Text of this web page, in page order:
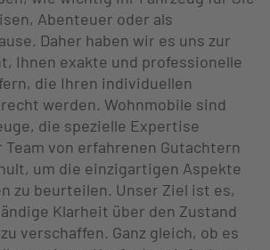
Abenteuer oder als
Daher haben wir es uns zur
Ihnen exakte und professionelle
die Ihren individuellen
werden. Wohnmobile sind
die spezielle Expertise
von erfahrenen Gutachtern
um die einzigartigen Aspekte
zu beurteilen. Unser Ziel ist es,
Klarheit über den Zustand
verschaffen. Ganz gleich, ob es